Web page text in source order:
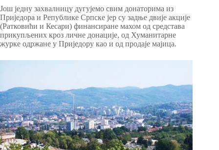
Још једну захвалницу дугујемо свим донаторима из
Приједора и Републике Српске јер су задње двије акције
(Ратковићи и Кесари) финансиране махом од средстава
прикупљених кроз личне донације, од Хуманитарне
журке одржане у Приједору као и од продаје мајица.